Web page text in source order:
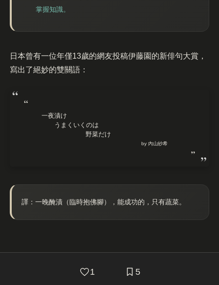
掌握知識。
日本曾有一位年僅13歲的網友投稿伊藤園的新俳句大賞，
寫出了絕妙的雙關語：
一夜漬け
うまくいくのは
野菜だけ
by 內山紗希
譯：一晚醃漬（臨時抱佛腳），能成功的，只有蔬菜。
1 5